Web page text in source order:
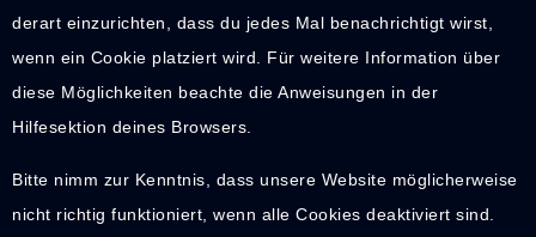
derart einzurichten, dass du jedes Mal benachrichtigt wirst,
wenn ein Cookie platziert wird. Für weitere Information über
diese Möglichkeiten beachte die Anweisungen in der
Hilfesektion deines Browsers.
Bitte nimm zur Kenntnis, dass unsere Website möglicherweise
nicht richtig funktioniert, wenn alle Cookies deaktiviert sind.